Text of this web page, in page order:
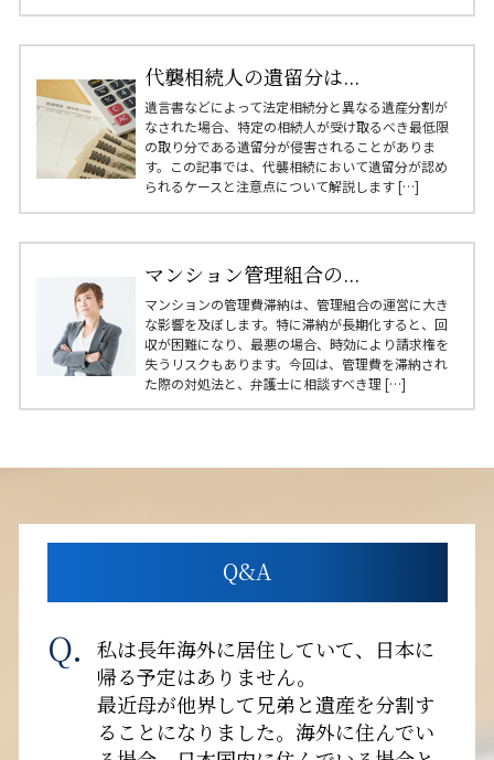
代襲相続人の遺留分は...
遺言書などによって法定相続分と異なる遺産分割が
なされた場合、特定の相続人が受け取るべき最低限
の取り分である遺留分が侵害されることがありま
す。この記事では、代襲相続において遺留分が認め
られるケースと注意点について解説します […]
マンション管理組合の...
マンションの管理費滞納は、管理組合の運営に大き
な影響を及ぼします。特に滞納が長期化すると、回
収が困難になり、最悪の場合、時効により請求権を
失うリスクもあります。今回は、管理費を滞納され
た際の対処法と、弁護士に相談すべき理 […]
Q&A
私は長年海外に居住していて、日本に
帰る予定はありません。
最近母が他界して兄弟と遺産を分割す
ることになりました。海外に住んでい